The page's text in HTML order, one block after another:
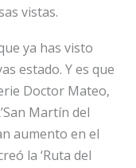
vistas.
ya has visto
estado. Y es que
Doctor Mateo,
Martín del
aumento en el
la ‘Ruta del